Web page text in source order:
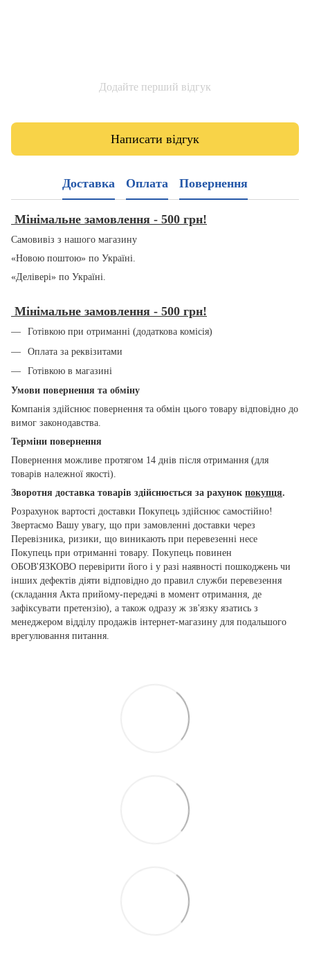
Додайте перший відгук
Написати відгук
Доставка Оплата Повернення
Мінімальне замовлення - 500 грн!
Самовивіз з нашого магазину
«Новою поштою» по Україні.
«Делівері» по Україні.
Мінімальне замовлення - 500 грн!
Готівкою при отриманні (додаткова комісія)
Оплата за реквізитами
Готівкою в магазині
Умови повернення та обміну
Компанія здійснює повернення та обмін цього товару відповідно до
вимог законодавства.
Терміни повернення
Повернення можливе протягом 14 днів після отримання (для
товарів належної якості).
Зворотня доставка товарів здійснюється за рахунок покупця.
Розрахунок вартості доставки Покупець здійснює самостійно!
Звертаємо Вашу увагу, що при замовленні доставки через
Перевізника, ризики, що виникають при перевезенні несе
Покупець при отриманні товару. Покупець повинен
ОБОВ'ЯЗКОВО перевірити його і у разі наявності пошкоджень чи
інших дефектів діяти відповідно до правил служби перевезення
(складання Акта прийому-передачі в момент отримання, де
зафіксувати претензію), а також одразу ж зв'язку язатись з
менеджером відділу продажів інтернет-магазину для подальшого
врегулювання питання.